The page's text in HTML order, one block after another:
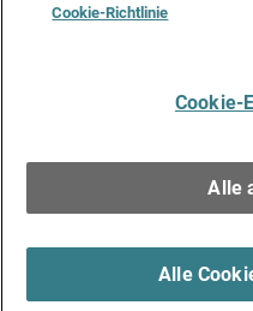
Media & Brand Kit
Cookie-Richtlinie
Cookie-
Alle
Alle